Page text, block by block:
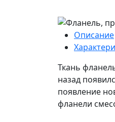
Описание
Ткань
назад
появление
фланели